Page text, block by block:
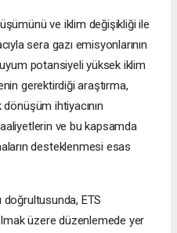
ve iklim değişikliği ile
sera gazı emisyonlarının
potansiyeli yüksek iklim
gerektirdiği araştırma,
ihtiyacının
ve bu kapsamda
desteklenmesi esas
doğrultusunda, ETS
üzere düzenlemede yer